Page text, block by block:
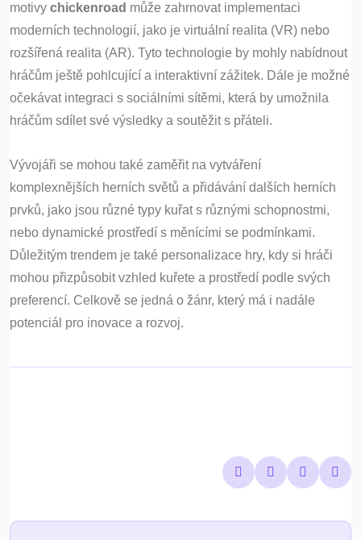
motivy chickenroad může zahrnovat implementaci
moderních technologií, jako je virtuální realita (VR) nebo
rozšířená realita (AR). Tyto technologie by mohly nabídnout
hráčům ještě pohlcující a interaktivní zážitek. Dále je možné
očekávat integraci s sociálními sítěmi, která by umožnila
hráčům sdílet své výsledky a soutěžit s přáteli.
Vývojáři se mohou také zaměřit na vytváření
komplexnějších herních světů a přidávání dalších herních
prvků, jako jsou různé typy kuřat s různými schopnostmi,
nebo dynamické prostředí s měnícími se podmínkami.
Důležitým trendem je také personalizace hry, kdy si hráči
mohou přizpůsobit vzhled kuřete a prostředí podle svých
preferencí. Celkově se jedná o žánr, který má i nadále
potenciál pro inovace a rozvoj.